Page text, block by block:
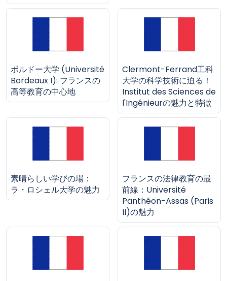
ボルドー大学 (Université
Bordeaux I): フランスの
高等教育の中心地
Clermont-Ferrand工科
大学の科学技術に迫る！
Institut des Sciences de
l'Ingénieurの魅力と特徴
素晴らしい学びの場：
ラ・ロシェル大学の魅力
フランスの法律教育の最
前線：Université
Panthéon-Assas (Paris
II)の魅力